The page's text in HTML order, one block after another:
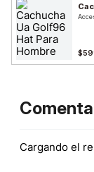
Cargando el